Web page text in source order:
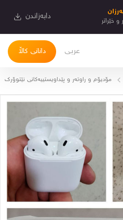
و خێراتر دابەزاندن
دانانی کاڵا عربی
مۆدیۆم و راوتەر و پێداویستییەكانی نێتوۆرك